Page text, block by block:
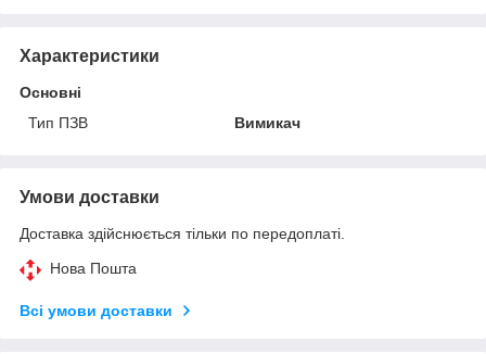
Характеристики
Основні
Тип ПЗВ
Вимикач
Умови доставки
Доставка здійснюється тільки по передоплаті.
Нова Пошта
Всі умови доставки